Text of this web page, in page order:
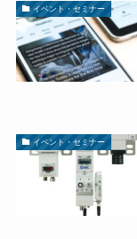
イベント・セミナー
イベント・セミナー